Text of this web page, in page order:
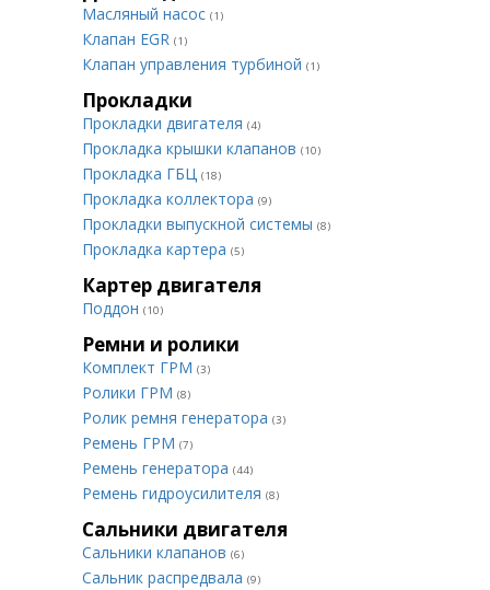
Масляный насос (1)
Клапан EGR (1)
Клапан управления турбиной (1)
Прокладки
Прокладки двигателя (4)
Прокладка крышки клапанов (10)
Прокладка ГБЦ (18)
Прокладка коллектора (9)
Прокладки выпускной системы (8)
Прокладка картера (5)
Картер двигателя
Поддон (10)
Ремни и ролики
Комплект ГРМ (3)
Ролики ГРМ (8)
Ролик ремня генератора (3)
Ремень ГРМ (7)
Ремень генератора (44)
Ремень гидроусилителя (8)
Сальники двигателя
Сальники клапанов (6)
Сальник распредвала (9)